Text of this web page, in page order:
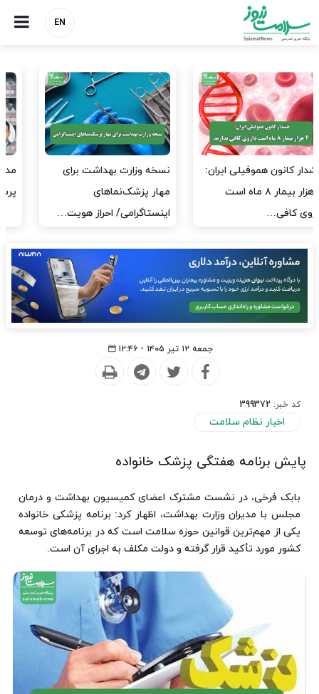
EN
مدیران پرستاری باید حامی
پرستاران باشند، نه عامل فشار
مدیریت سلامت، میدان
آزمون و خطا نیست
جمعه ۱۲ تیر ۱۴۰۵ - ۱۲:۴۶
کد خبر: 399372
اخبار نظام سلامت
پایش برنامه هفتگی پزشک خانواده
بابک فرخی، در نشست مشترک اعضای کمیسیون بهداشت و درمان
مجلس با مدیران وزارت بهداشت، اظهار کرد: برنامه پزشکی خانواده
یکی از مهم‌ترین قوانین حوزه سلامت است که در برنامه‌های توسعه
کشور مورد تأکید قرار گرفته و دولت مکلف به اجرای آن است.